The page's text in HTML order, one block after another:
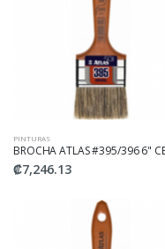
PINTURAS
₡7,246.13